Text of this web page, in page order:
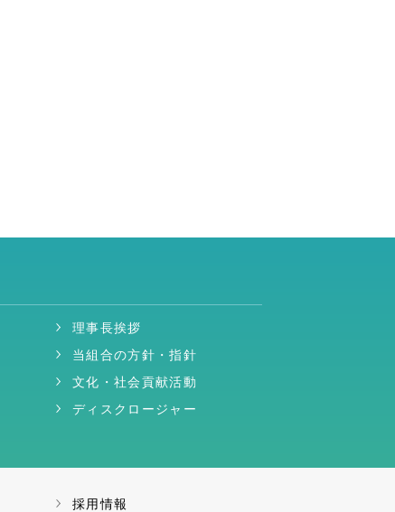
理事長挨拶
当組合の方針・指針
文化・社会貢献活動
ディスクロージャー
採用情報